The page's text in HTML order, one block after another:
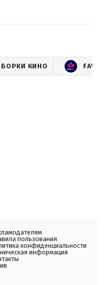
КИНО
пользования
конфиденциальности
информация